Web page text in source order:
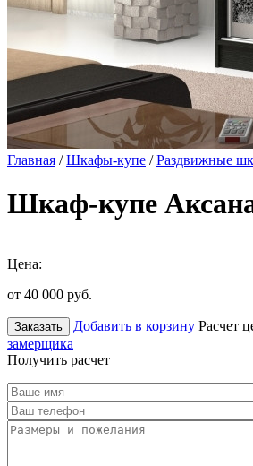
Главная /Шкафы-купе /Раздвижные
Шкаф-купе
Цена:
от 40 000 руб.
Заказать Добавить в корзину Расчет
замерщика
Получить расчет